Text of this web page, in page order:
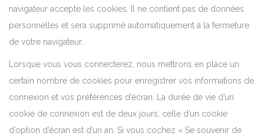
navigateur accepte les cookies. Il ne contient pas de données
personnelles et sera supprimé automatiquement à la fermeture
de votre navigateur.
Lorsque vous vous connecterez, nous mettrons en place un
certain nombre de cookies pour enregistrer vos informations de
connexion et vos préférences d’écran. La durée de vie d’un
cookie de connexion est de deux jours, celle d’un cookie
d’option d’écran est d’un an. Si vous cochez « Se souvenir de